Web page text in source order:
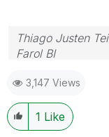
Thiago Justen
Farol BI
Skype:
3,147 Views
1 Like